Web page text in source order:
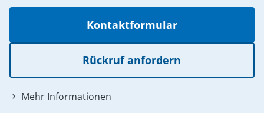
Kontaktformular
Rückruf anfordern
Mehr Informationen